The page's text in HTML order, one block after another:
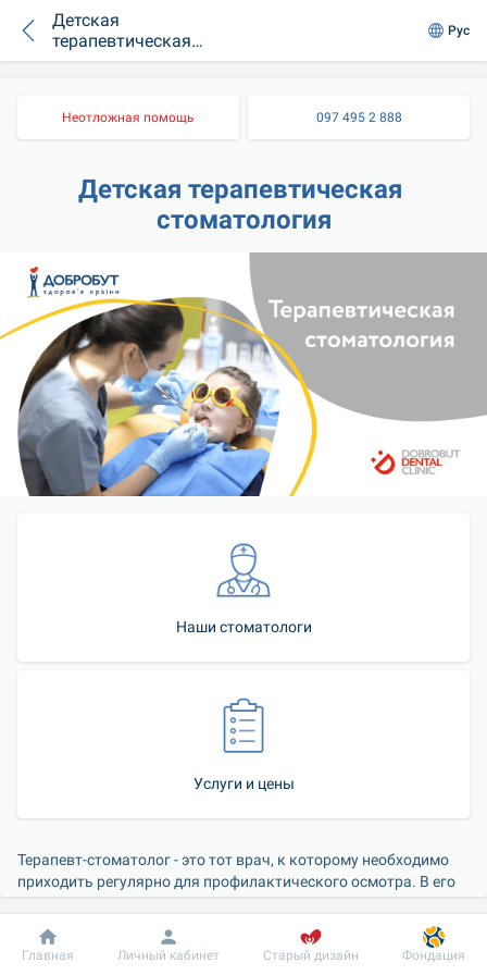
Детская
терапевтическая
стоматология
Рус
Неотложная помощь 097 495 2 888
Детская терапевтическая
стоматология
Наши стоматологи
Услуги и цены
Терапевт-стоматолог - это тот врач, к которому необходимо
приходить регулярно для профилактического осмотра. В его
обследований, направление к другим специалистам в случае
необходимости, а также разработка плана и проведение
Добробут Информация Пациенту
Главная Личный кабинет Старый дизайн Фондация